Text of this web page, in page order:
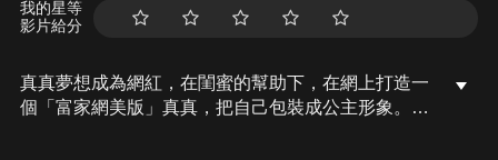
我的星等
影片給分
真真夢想成為網紅，在閨蜜的幫助下，在網上打造一
個「富家網美版」真真，把自己包裝成公主形象。沒